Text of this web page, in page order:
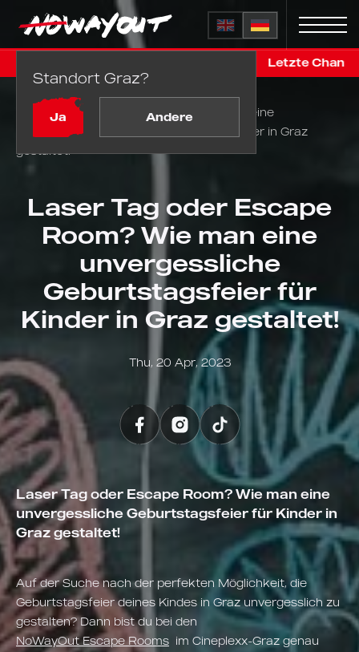
Standort Graz?
Ja Andere
Letzte Chance in Graz!
Laser Tag oder Escape Room? Wie man eine
unvergessliche Geburtstagsfeier für Kinder in Graz
gestaltet!
Laser Tag oder Escape
Room? Wie man eine
unvergessliche
Geburtstagsfeier für
Kinder in Graz gestaltet!
Thu, 20 Apr, 2023
Laser Tag oder Escape Room? Wie man eine
unvergessliche Geburtstagsfeier für Kinder in
Graz gestaltet!
Auf der Suche nach der perfekten Möglichkeit, die
Geburtstagsfeier deines Kindes in Graz unvergesslich zu
gestalten? Dann bist du bei den
NoWayOut Escape Rooms im Cineplexx-Graz genau